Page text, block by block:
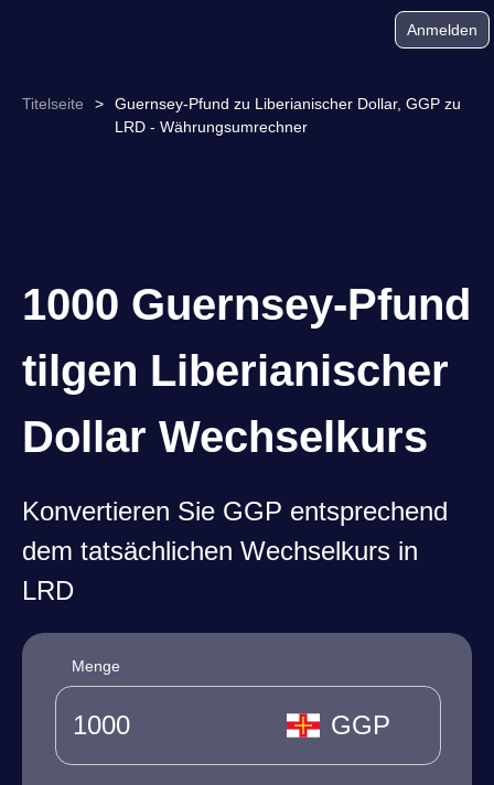
Anmelden
Titelseite >
Guernsey-Pfund zu Liberianischer Dollar, GGP zu
LRD - Währungsumrechner
1000 Guernsey-Pfund
tilgen Liberianischer
Dollar Wechselkurs
Konvertieren Sie GGP entsprechend
dem tatsächlichen Wechselkurs in
LRD
Menge
GGP